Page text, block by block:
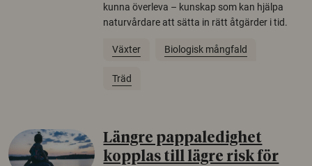
kunna överleva – kunskap som kan hjälpa
naturvårdare att sätta in rätt åtgärder i tid.
Växter Biologisk mångfald
Träd
Längre pappaledighet
kopplas till lägre risk för